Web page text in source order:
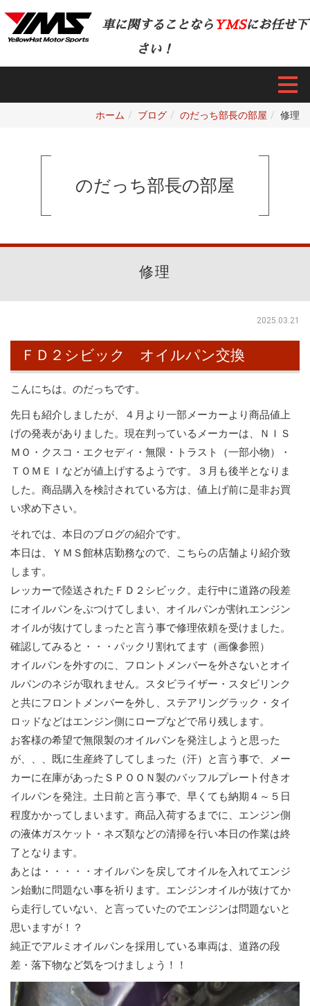
車に関することなら YMSにお任せ下
さい！
ホーム ブログ のだっち部長の部屋 修理
のだっち部長の部屋
修理
2025.03.21
ＦＤ２シビック オイルパン交換
こんにちは。のだっちです。
先日も紹介しましたが、４月より一部メーカーより商品値上
げの発表がありました。現在判っているメーカーは、ＮＩＳ
ＭＯ・クスコ・エクセディ・無限・トラスト（一部小物）・
ＴＯＭＥＩなどが値上げするようです。３月も後半となりま
した。商品購入を検討されている方は、値上げ前に是非お買
い求め下さい。
それでは、本日のブログの紹介です。
本日は、ＹＭＳ館林店勤務なので、こちらの店舗より紹介致
します。
レッカーで陸送されたＦＤ２シビック。走行中に道路の段差
にオイルパンをぶつけてしまい、オイルパンが割れエンジン
オイルが抜けてしまったと言う事で修理依頼を受けました。
確認してみると・・・パックリ割れてます（画像参照）
オイルパンを外すのに、フロントメンバーを外さないとオイ
ルパンのネジが取れません。スタビライザー・スタビリンク
と共にフロントメンバーを外し、ステアリングラック・タイ
ロッドなどはエンジン側にロープなどで吊り残します。
お客様の希望で無限製のオイルパンを発注しようと思った
が、、、既に生産終了してしまった（汗）と言う事で、メー
カーに在庫があったＳＰＯＯＮ製のバッフルプレート付きオ
イルパンを発注。土日前と言う事で、早くても納期４～５日
程度かかってしまいます。商品入荷するまでに、エンジン側
の液体ガスケット・ネズ類などの清掃を行い本日の作業は終
了となります。
あとは・・・・・オイルパンを戻してオイルを入れてエンジ
ン始動に問題ない事を祈ります。エンジンオイルが抜けてか
ら走行していない、と言っていたのでエンジンは問題ないと
思いますが！？
純正でアルミオイルパンを採用している車両は、道路の段
差・落下物など気をつけましょう！！